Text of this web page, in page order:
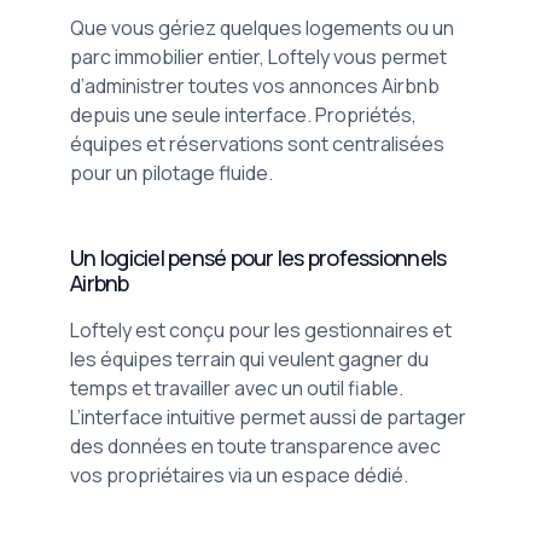
Que vous gériez quelques logements ou un
parc immobilier entier, Loftely vous permet
d’administrer toutes vos annonces Airbnb
depuis une seule interface. Propriétés,
équipes et réservations sont centralisées
pour un pilotage fluide.
Un logiciel pensé pour les professionnels
Airbnb
Loftely est conçu pour les gestionnaires et
les équipes terrain qui veulent gagner du
temps et travailler avec un outil fiable.
L’interface intuitive permet aussi de partager
des données en toute transparence avec
vos propriétaires via un espace dédié.